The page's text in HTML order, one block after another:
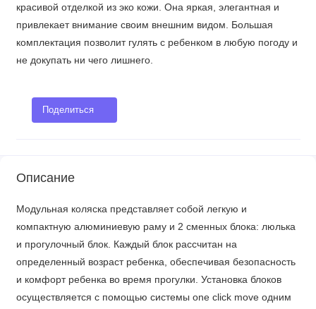
красивой отделкой из эко кожи. Она яркая, элегантная и
привлекает внимание своим внешним видом. Большая
комплектация позволит гулять с ребенком в любую погоду и
не докупать ни чего лишнего.
Поделиться
Описание
Модульная коляска представляет собой легкую и
компактную алюминиевую раму и 2 сменных блока: люлька
и прогулочный блок. Каждый блок рассчитан на
определенный возраст ребенка, обеспечивая безопасность
и комфорт ребенка во время прогулки. Установка блоков
осуществляется с помощью системы one click move одним